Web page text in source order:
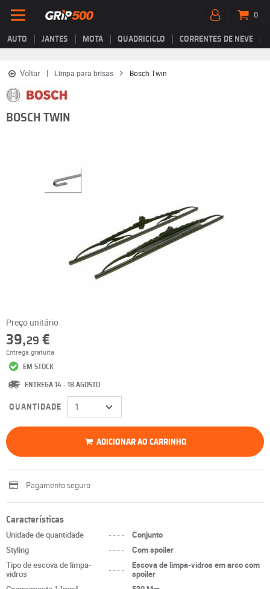
AUTO JANTES MOTA QUADRICICLO CORRENTES DE NEVE
0
Voltar Limpa para brisas Bosch Twin
BOSCH TWIN
Preço unitário
39,29 €
Entrega gratuita
EM STOCK
ENTREGA 14 - 18 AGOSTO
QUANTIDADE
ADICIONAR AO CARRINHO
Pagamento seguro
Características
Unidade de quantidade ----
Conjunto
Styling
----
Com spoiler
Tipo de escova de limpa-
vidros
----
Escova de limpa-vidros em arco com
spoiler